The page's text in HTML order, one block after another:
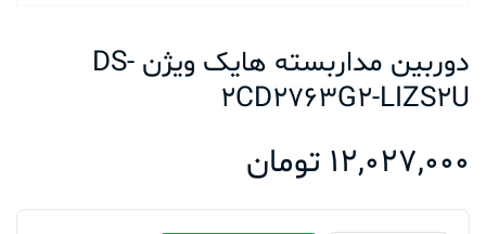
دوربین مداربسته هایک ویژن DS-
2CD2763G2-LIZS2U
12,027,000 تومان